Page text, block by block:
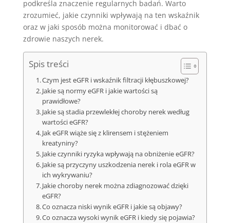
podkreśla znaczenie regularnych badań. Warto
zrozumieć, jakie czynniki wpływają na ten wskaźnik
oraz w jaki sposób można monitorować i dbać o
zdrowie naszych nerek.
Spis treści
Czym jest eGFR i wskaźnik filtracji kłębuszkowej?
Jakie są normy eGFR i jakie wartości są
prawidłowe?
Jakie są stadia przewlekłej choroby nerek według
wartości eGFR?
Jak eGFR wiąże się z klirensem i stężeniem
kreatyniny?
Jakie czynniki ryzyka wpływają na obniżenie eGFR?
Jakie są przyczyny uszkodzenia nerek i rola eGFR w
ich wykrywaniu?
Jakie choroby nerek można zdiagnozować dzięki
eGFR?
Co oznacza niski wynik eGFR i jakie są objawy?
Co oznacza wysoki wynik eGFR i kiedy się pojawia?